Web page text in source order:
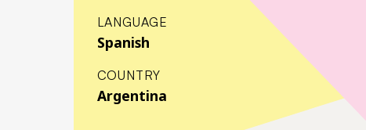
LANGUAGE
Spanish
COUNTRY
Argentina